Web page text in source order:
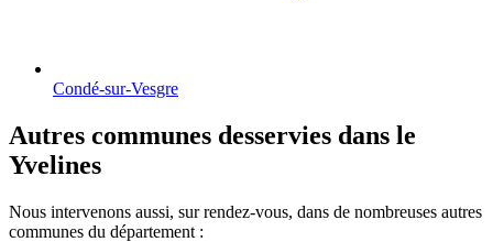
Condé-sur-Vesgre
Autres communes desservies dans le
Yvelines
Nous intervenons aussi, sur rendez-vous, dans de nombreuses autres
communes du département :